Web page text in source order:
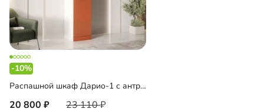
-10%
Распашной шкаф Дарио-1 с антресолью
20 800 23 110